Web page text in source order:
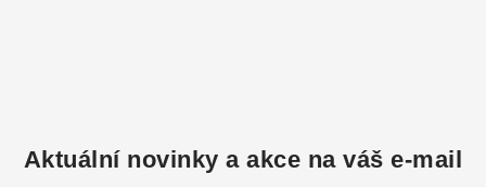
Aktuální novinky a akce na váš e-mail